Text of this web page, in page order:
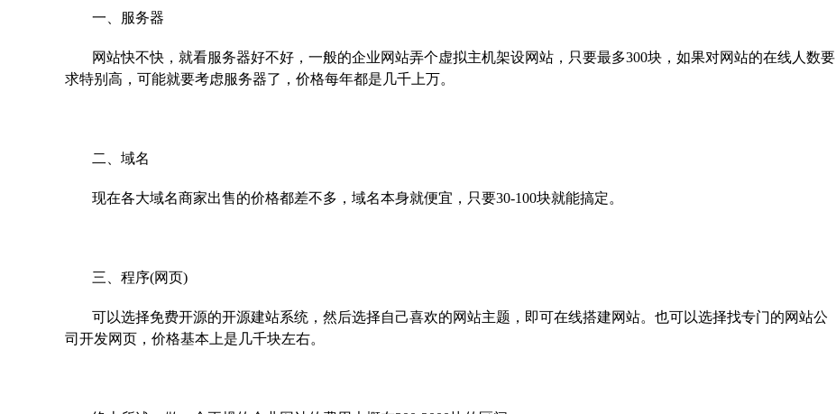
一、服务器
网站快不快，就看服务器好不好，一般的企业网站弄个虚拟主机架设网站，只要最多300块，如果对网站的在线人数要
求特别高，可能就要考虑服务器了，价格每年都是几千上万。
二、域名
现在各大域名商家出售的价格都差不多，域名本身就便宜，只要30-100块就能搞定。
三、程序(网页)
可以选择免费开源的开源建站系统，然后选择自己喜欢的网站主题，即可在线搭建网站。也可以选择找专门的网站公
司开发网页，价格基本上是几千块左右。